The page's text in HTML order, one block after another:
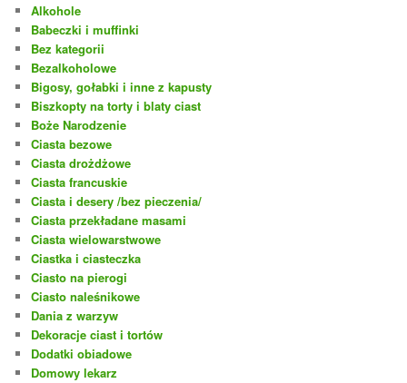
Alkohole
Babeczki i muffinki
Bez kategorii
Bezalkoholowe
Bigosy, gołabki i inne z kapusty
Biszkopty na torty i blaty ciast
Boże Narodzenie
Ciasta bezowe
Ciasta drożdżowe
Ciasta francuskie
Ciasta i desery /bez pieczenia/
Ciasta przekładane masami
Ciasta wielowarstwowe
Ciastka i ciasteczka
Ciasto na pierogi
Ciasto naleśnikowe
Dania z warzyw
Dekoracje ciast i tortów
Dodatki obiadowe
Domowy lekarz